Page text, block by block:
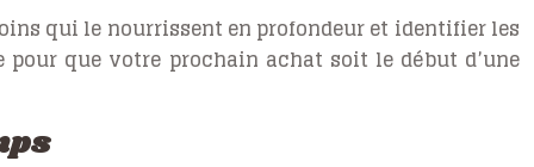
qui le nourrissent en profondeur et identifier les
que votre prochain achat soit le début d’une